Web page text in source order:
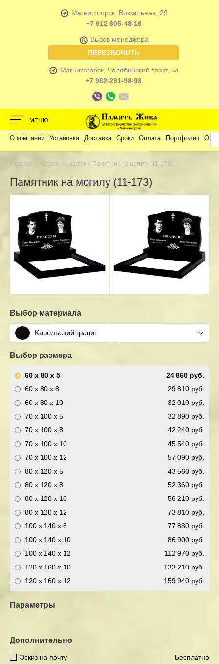
Магнитогорск, Вокзальная, 29
+7 912 805-48-16
Вызов менеджера
ПЕРЕЗВОНИТЬ
Магнитогорск, Челябинский тракт, 5а
+7 982-291-98-98
МЕНЮ
О компании Установка Доставка Сроки Оплата Портфолио
Главная » Каталог » цветок » Памятник на могилу (11-173)
Памятник на могилу (11-173)
Дополнительно
Бесплатно
Эскиз на почту
Выбор материала
Карельский гранит
Выбор размера
24 860 руб.
60 x 80 x 5
29 810 руб.
60 x 80 x 8
32 010 руб.
60 x 80 x 10
32 890 руб.
70 x 100 x 5
42 240 руб.
70 x 100 x 8
45 540 руб.
70 x 100 x 10
57 090 руб.
70 x 100 x 12
43 560 руб.
80 x 120 x 5
52 360 руб.
80 x 120 x 8
56 210 руб.
80 x 120 x 10
73 810 руб.
80 x 120 x 12
77 880 руб.
100 x 140 x 8
86 900 руб.
100 x 140 x 10
112 970 руб.
100 x 140 x 12
133 210 руб.
120 x 160 x 10
159 940 руб.
120 x 160 x 12
Параметры